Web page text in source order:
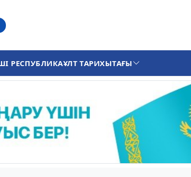
РЕСПУБЛИКАҰЛТ ТАРИХЫТАҒЫ